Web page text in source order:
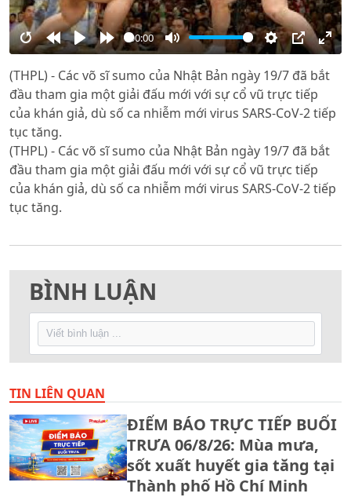
RestartRewind
10s
PlayForward
10s
00:00
Mute Settings
PIP
(THPL) - Các võ sĩ sumo của Nhật Bản ngày 19/7 đã bắt
đầu tham gia một giải đấu mới với sự cổ vũ trực tiếp
của khán giả, dù số ca nhiễm mới virus SARS-CoV-2 tiếp
tục tăng.
(THPL) - Các võ sĩ sumo của Nhật Bản ngày 19/7 đã bắt
đầu tham gia một giải đấu mới với sự cổ vũ trực tiếp
của khán giả, dù số ca nhiễm mới virus SARS-CoV-2 tiếp
tục tăng.
BÌNH LUẬN
TIN LIÊN QUAN
ĐIỂM BÁO TRỰC TIẾP BUỔI
TRƯA 06/8/26: Mùa mưa,
sốt xuất huyết gia tăng tại
Thành phố Hồ Chí Minh